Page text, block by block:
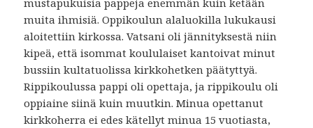
mustapukuisia pappeja enemmän kuin ketään
muita ihmisiä. Oppikoulun alaluokilla lukukausi
aloitettiin kirkossa. Vatsani oli jännityksestä niin
kipeä, että isommat koululaiset kantoivat minut
bussiin kultatuolissa kirkkohetken päätyttyä.
Rippikoulussa pappi oli opettaja, ja rippikoulu oli
oppiaine siinä kuin muutkin. Minua opettanut
kirkkoherra ei edes kätellyt minua 15 vuotiasta,